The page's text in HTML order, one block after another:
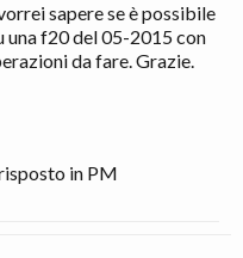
sapere se è possibile
una f20 del 05-2015 con
da fare. Grazie.
in PM